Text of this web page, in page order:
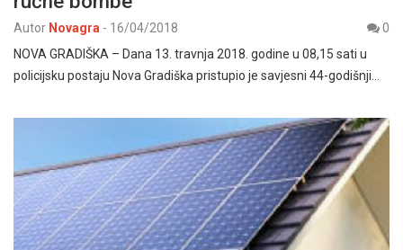
Autor Novagra - 16/04/2018
0
NOVA GRADIŠKA – Dana 13. travnja 2018. godine u 08,15 sati u
policijsku postaju Nova Gradiška pristupio je savjesni 44-godišnji…